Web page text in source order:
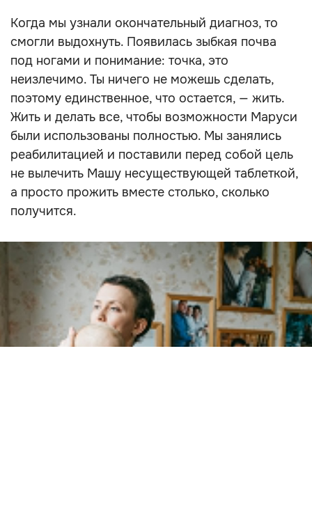
Когда мы узнали окончательный диагноз, то
смогли выдохнуть. Появилась зыбкая почва
под ногами и понимание: точка, это
неизлечимо. Ты ничего не можешь сделать,
поэтому единственное, что остается, — жить.
Жить и делать все, чтобы возможности Маруси
были использованы полностью. Мы занялись
реабилитацией и поставили перед собой цель
не вылечить Машу несуществующей таблеткой,
а просто прожить вместе столько, сколько
получится.